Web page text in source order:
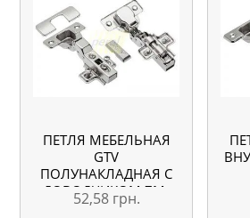
ПЕТЛЯ МЕБЕЛЬНАЯ
GTV
ПОЛУНАКЛАДНАЯ С
ДОВОДЧИКОМ ZM-
ECHC08BEO
52,58 грн.